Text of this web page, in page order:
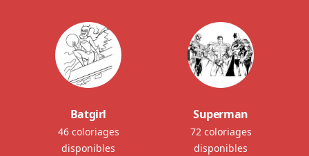
Batgirl
46 coloriages
disponibles
Superman
72 coloriages
disponibles